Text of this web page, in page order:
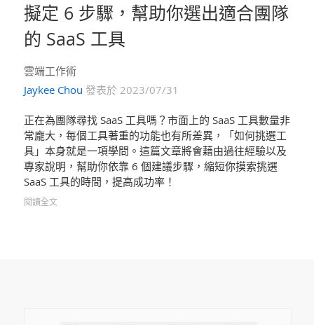
擬定 6 步驟，幫助你選出適合團隊
的 SaaS 工具
雲端工作術
Jaykee Chou 發表於 2023/07/31
正在為團隊尋找 SaaS 工具嗎？市面上的 SaaS 工具數量非
常龐大，每個工具著重的功能也有所差異，「如何挑選工
具」本身就是一項學問。這篇文章將會藉由過往經驗以及
專家說明，幫助你依靠 6 個建議步驟，縮短你摸索挑選
SaaS 工具的時間，提高成功率！
閱讀全文